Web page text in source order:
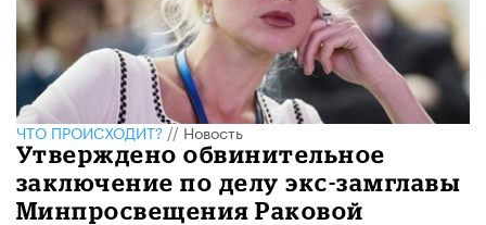
ЧТО ПРОИСХОДИТ?//Новость
Утверждено обвинительное
заключение по делу экс-замглавы
Минпросвещения Раковой